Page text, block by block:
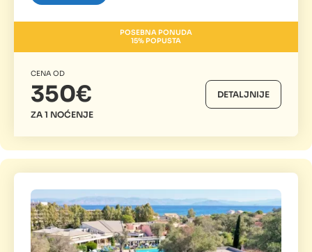
POSEBNA PONUDA
15% POPUSTA
CENA OD
350€
ZA 1 NOĆENJE
DETALJNIJE